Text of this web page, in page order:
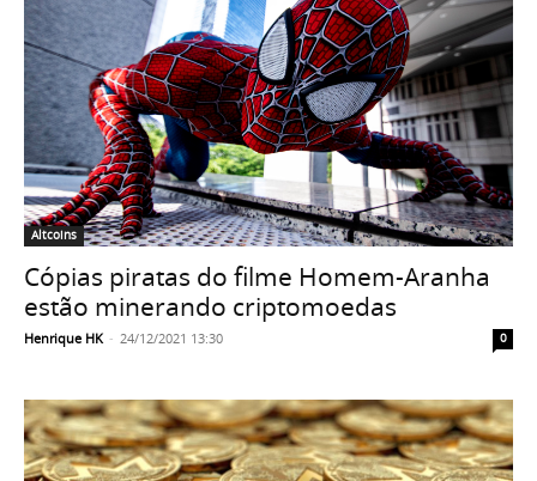
Altcoins
Cópias piratas do filme Homem-Aranha
estão minerando criptomoedas
Henrique HK - 24/12/2021 13:30 0